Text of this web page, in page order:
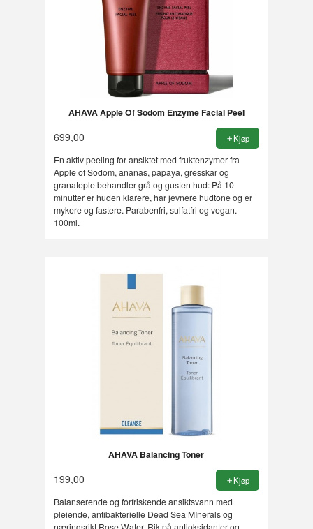
AHAVA Apple Of Sodom Enzyme Facial Peel
699,00 Kjøp
En aktiv peeling for ansiktet med fruktenzymer fra
Apple of Sodom, ananas, papaya, gresskar og
granateple behandler grå og gusten hud: På 10
minutter er huden klarere, har jevnere hudtone og er
mykere og fastere. Parabenfri, sulfatfri og vegan.
100ml.
AHAVA Balancing Toner
199,00 Kjøp
Balanserende og forfriskende ansiktsvann med
pleiende, antibakterielle Dead Sea MInerals og
næringsrikt Rose Water. Rik på antioksidanter og